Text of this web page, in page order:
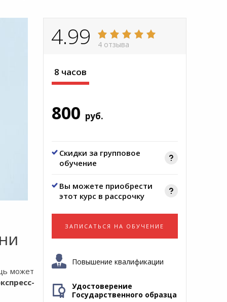
может
4.99 4 отзыва
8 часов
800 руб.
Скидки за групповое
обучение
Вы можете приобрести
этот курс в рассрочку
ЗАПИСАТЬСЯ НА ОБУЧЕНИЕ
Повышение квалификации
Удостоверение
Государственного образца